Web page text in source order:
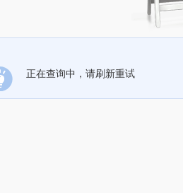
正在查询中，请刷新重试